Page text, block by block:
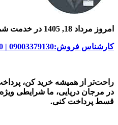
امروز مرداد 18, 1405 در خدمت شما هستیم
کارشناس فروش:09003379130 | 09023379130
راحت‌تر از همیشه خرید کن،
در مرجان دریایی، ما شرایطی
قسط پرداخت کنی.